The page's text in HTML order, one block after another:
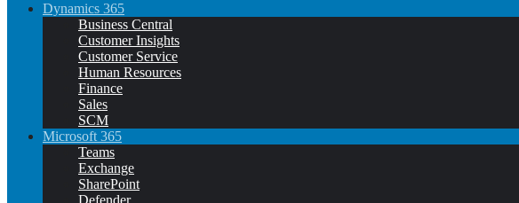
Dynamics 365
Business Central
Customer Insights
Customer Service
Human Resources
Finance
Sales
SCM
Microsoft 365
Teams
Exchange
SharePoint
Defender